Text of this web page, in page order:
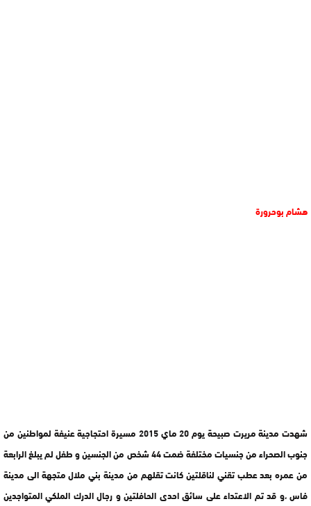
هشام بوحرورة
شهدت مدينة مريرت صبيحة يوم 20 ماي 2015 مسيرة احتجاجية عنيفة لمواطنين من
جنوب الصحراء من جنسيات مختلفة ضمت 44 شخص من الجنسين و طفل لم يبلغ الرابعة
من عمره بعد عطب تقني لناقلتين كانت تقلهم من مدينة بني ملال متجهة الى مدينة
فاس ،و قد تم الاعتداء على سائق احدى الحافلتين و رجال الدرك الملكي المتواجدين